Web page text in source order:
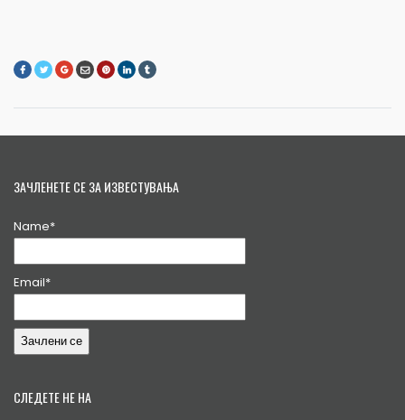
ЗАЧЛЕНЕТЕ СЕ ЗА ИЗВЕСТУВАЊА
Name*
Email*
СЛЕДЕТЕ НЕ НА